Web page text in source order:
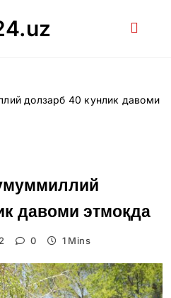
долзарб 40 кунлик давоми
давоми этмоқда
0 1 Mins